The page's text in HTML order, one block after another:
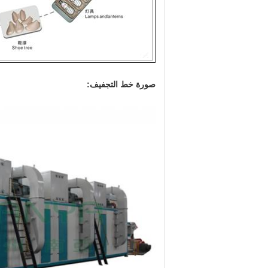
صورة خط التجفيف: